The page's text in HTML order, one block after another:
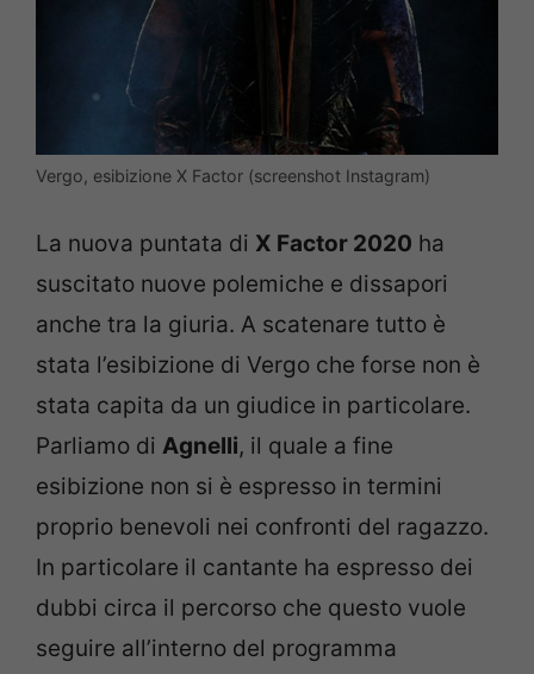
Vergo, esibizione X Factor (screenshot Instagram)
La nuova puntata di X Factor 2020 ha
suscitato nuove polemiche e dissapori
anche tra la giuria. A scatenare tutto è
stata l’esibizione di Vergo che forse non è
stata capita da un giudice in particolare.
Parliamo di Agnelli, il quale a fine
esibizione non si è espresso in termini
proprio benevoli nei confronti del ragazzo.
In particolare il cantante ha espresso dei
dubbi circa il percorso che questo vuole
seguire all’interno del programma